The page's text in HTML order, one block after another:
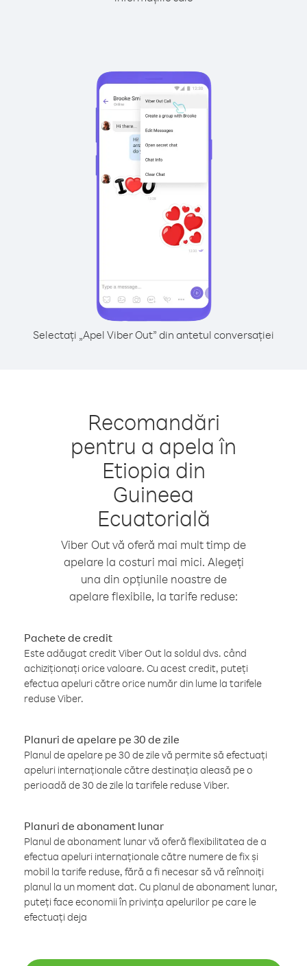
Selectați „Apel Viber Out” din antetul conversației
Recomandări
pentru a apela în
Etiopia din
Guineea
Ecuatorială
Viber Out vă oferă mai mult timp de
apelare la costuri mai mici. Alegeți
una din opțiunile noastre de
apelare flexibile, la tarife reduse:
Pachete de credit
Este adăugat credit Viber Out la soldul dvs. când
achiziționați orice valoare. Cu acest credit, puteți
efectua apeluri către orice număr din lume la tarifele
reduse Viber.
Planuri de apelare pe 30 de zile
Planul de apelare pe 30 de zile vă permite să efectuați
apeluri internaționale către destinația aleasă pe o
perioadă de 30 de zile la tarifele reduse Viber.
Planuri de abonament lunar
Planul de abonament lunar vă oferă flexibilitatea de a
efectua apeluri internaționale către numere de fix și
mobil la tarife reduse, fără a fi necesar să vă reînnoiți
planul la un moment dat. Cu planul de abonament lunar,
puteți face economii în privința apelurilor pe care le
efectuați deja